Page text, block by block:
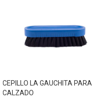
CEPILLO LA GAUCHITA PARA
CALZADO